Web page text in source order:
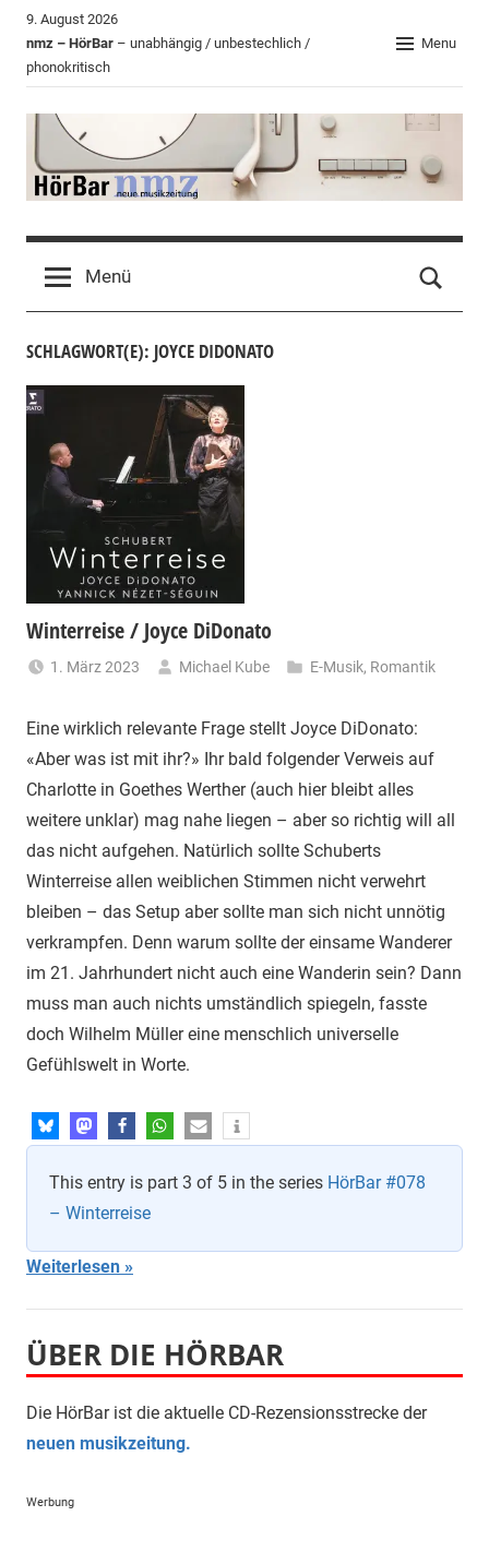
Zum
Inhalt
springen
9. August 2026
nmz – HörBar – unabhängig / unbestechlich /
phonokritisch
Menu
HörBar
der
nmz
Menü
SCHLAGWORT(E): JOYCE DIDONATO
Winterreise / Joyce DiDonato
1. März 2023 Michael Kube E-Musik, Romantik
Eine wirklich relevante Frage stellt Joyce DiDonato:
«Aber was ist mit ihr?» Ihr bald folgender Verweis auf
Charlotte in Goethes Werther (auch hier bleibt alles
weitere unklar) mag nahe liegen – aber so richtig will all
das nicht aufgehen. Natürlich sollte Schuberts
Winterreise allen weiblichen Stimmen nicht verwehrt
bleiben – das Setup aber sollte man sich nicht unnötig
verkrampfen. Denn warum sollte der einsame Wanderer
im 21. Jahrhundert nicht auch eine Wanderin sein? Dann
muss man auch nichts umständlich spiegeln, fasste
doch Wilhelm Müller eine menschlich universelle
Gefühlswelt in Worte.
This entry is part 3 of 5 in the series HörBar #078
– Winterreise
Weiterlesen
ÜBER DIE HÖRBAR
Die HörBar ist die aktuelle CD-Rezensionsstrecke der
neuen musikzeitung.
Werbung